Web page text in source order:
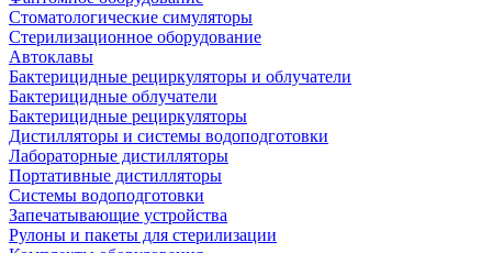
Стоматологические симуляторы
Стерилизационное оборудование
Автоклавы
Бактерицидные рециркуляторы и облучатели
Бактерицидные облучатели
Бактерицидные рециркуляторы
Дистилляторы и системы водоподготовки
Лабораторные дистилляторы
Портативные дистилляторы
Системы водоподготовки
Запечатывающие устройства
Рулоны и пакеты для стерилизации